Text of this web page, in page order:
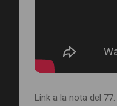
Link a la nota del 77: